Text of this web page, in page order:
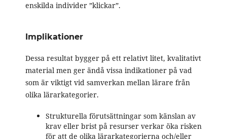
enskilda individer ”klickar”.
Implikationer
Dessa resultat bygger på ett relativt litet, kvalitativt
material men ger ändå vissa indikationer på vad
som är viktigt vid samverkan mellan lärare från
olika lärarkategorier.
Strukturella förutsättningar som känslan av
krav eller brist på resurser verkar öka risken
för att de olika lärarkategorierna och/eller